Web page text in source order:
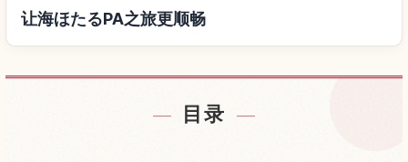
让海ほたるPA之旅更顺畅
目录